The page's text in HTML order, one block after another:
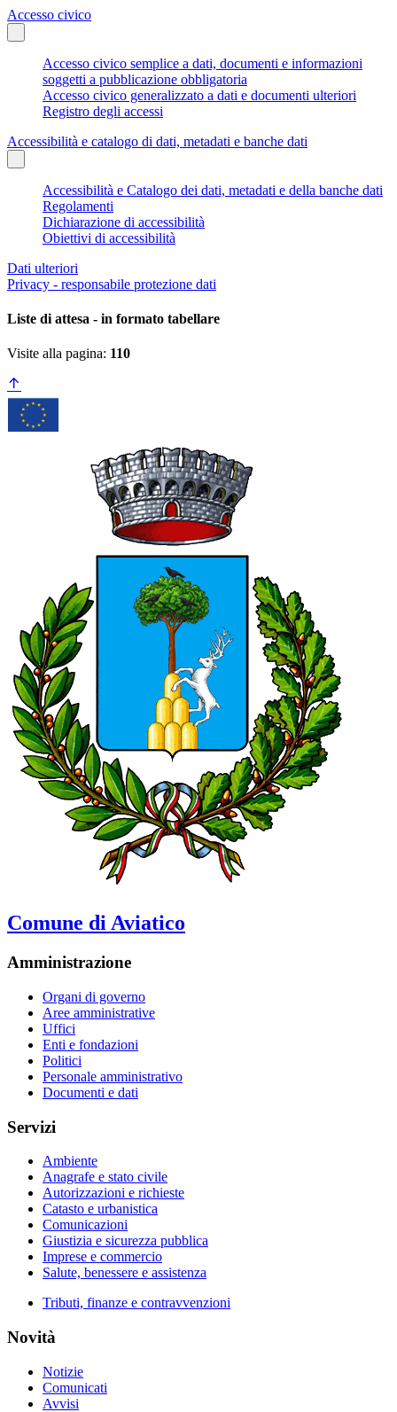
Accesso civico
Accesso civico semplice a dati, documenti e informazioni
soggetti a pubblicazione obbligatoria
Accesso civico generalizzato a dati e documenti ulteriori
Registro degli accessi
Accessibilità e catalogo di dati, metadati e banche dati
Accessibilità e Catalogo dei dati, metadati e della banche dati
Regolamenti
Dichiarazione di accessibilità
Obiettivi di accessibilità
Dati ulteriori
Privacy - responsabile protezione dati
Liste di attesa - in formato tabellare
Visite alla pagina: 110
Comune di Aviatico
Amministrazione
Organi di governo
Aree amministrative
Uffici
Enti e fondazioni
Politici
Personale amministrativo
Documenti e dati
Servizi
Ambiente
Anagrafe e stato civile
Autorizzazioni e richieste
Catasto e urbanistica
Comunicazioni
Giustizia e sicurezza pubblica
Imprese e commercio
Salute, benessere e assistenza
Tributi, finanze e contravvenzioni
Novità
Notizie
Comunicati
Avvisi